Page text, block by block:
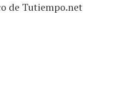
de Tutiempo.net